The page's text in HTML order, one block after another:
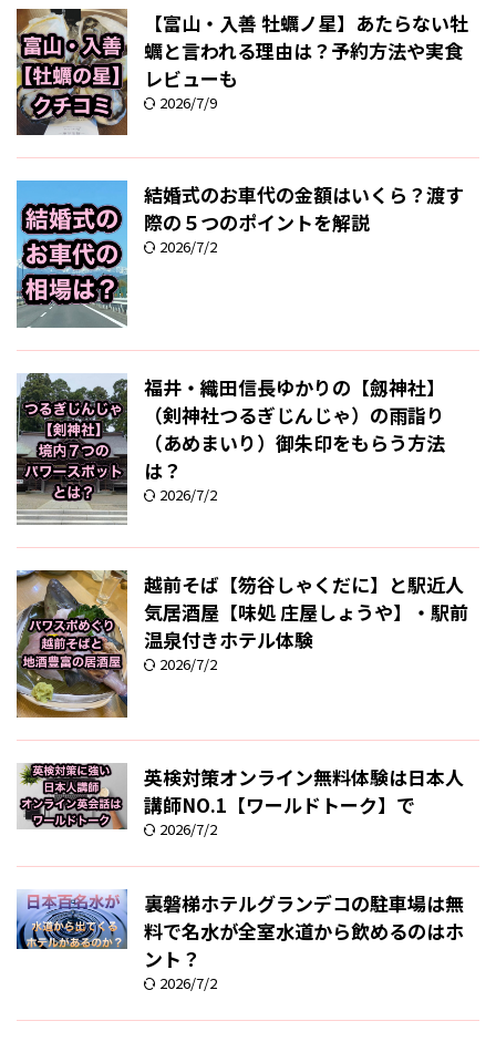
【富山・入善 牡蠣ノ星】あたらない牡
蠣と言われる理由は？予約方法や実食
レビューも
2026/7/9
結婚式のお車代の金額はいくら？渡す
際の５つのポイントを解説
2026/7/2
福井・織田信長ゆかりの【劔神社】
（剣神社つるぎじんじゃ）の雨詣り
（あめまいり）御朱印をもらう方法
は？
2026/7/2
越前そば【笏谷しゃくだに】と駅近人
気居酒屋【味処 庄屋しょうや】・駅前
温泉付きホテル体験
2026/7/2
英検対策オンライン無料体験は日本人
講師NO.1【ワールドトーク】で
2026/7/2
裏磐梯ホテルグランデコの駐車場は無
料で名水が全室水道から飲めるのはホ
ント？
2026/7/2